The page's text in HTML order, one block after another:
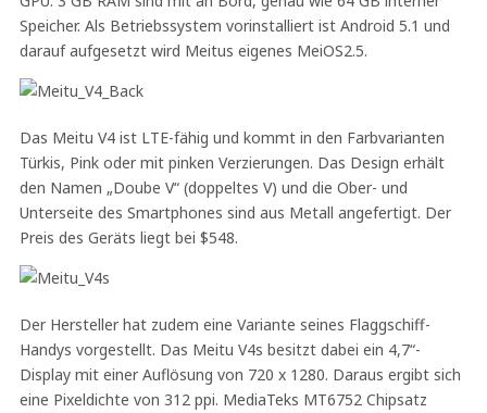
Speicher. Als Betriebssystem vorinstalliert ist Android 5.1 und
darauf aufgesetzt wird Meitus eigenes MeiOS2.5.
Das Meitu V4 ist LTE-fähig und kommt in den Farbvarianten
Türkis, Pink oder mit pinken Verzierungen. Das Design erhält
den Namen „Doube V“ (doppeltes V) und die Ober- und
Unterseite des Smartphones sind aus Metall angefertigt. Der
Preis des Geräts liegt bei $548.
Der Hersteller hat zudem eine Variante seines Flaggschiff-
Handys vorgestellt. Das Meitu V4s besitzt dabei ein 4,7“-
Display mit einer Auflösung von 720 x 1280. Daraus ergibt sich
eine Pixeldichte von 312 ppi. MediaTeks MT6752 Chipsatz